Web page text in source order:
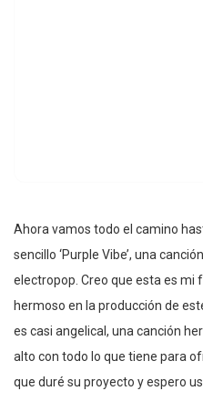
Ahora vamos todo el camino
sencillo ‘Purple Vibe’, una
electropop. Creo que esta es mi
hermoso en la producción de
es casi angelical, una canción
alto con todo lo que tiene para
que duré su proyecto y espero